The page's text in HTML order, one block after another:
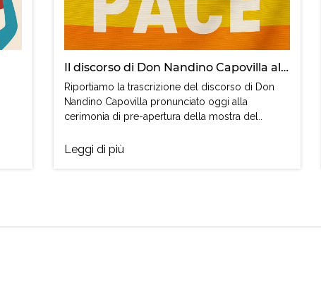
Il discorso di Don Nandino Capovilla alla mostra del cinema di Venezia
Riportiamo la trascrizione del discorso di Don
Nandino Capovilla pronunciato oggi alla
cerimonia di pre-apertura della mostra del..
Leggi di più